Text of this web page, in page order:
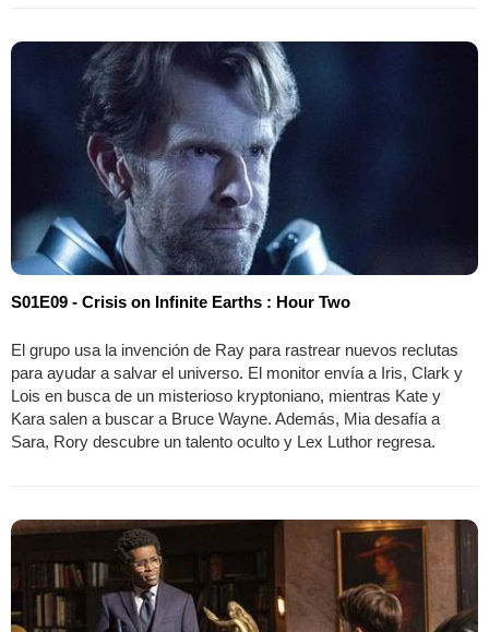
S01E09 - Crisis on Infinite Earths : Hour Two
El grupo usa la invención de Ray para rastrear nuevos reclutas
para ayudar a salvar el universo. El monitor envía a Iris, Clark y
Lois en busca de un misterioso kryptoniano, mientras Kate y
Kara salen a buscar a Bruce Wayne. Además, Mia desafía a
Sara, Rory descubre un talento oculto y Lex Luthor regresa.